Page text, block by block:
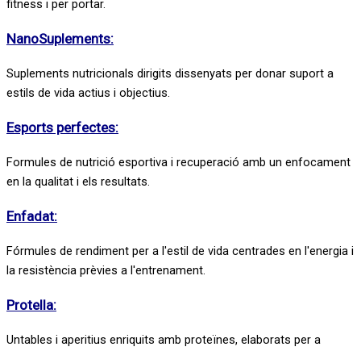
fitness i per portar.
NanoSuplements:
Suplements nutricionals dirigits dissenyats per donar suport a
estils de vida actius i objectius.
Esports perfectes:
Formules de nutrició esportiva i recuperació amb un enfocament
en la qualitat i els resultats.
Enfadat:
Fórmules de rendiment per a l'estil de vida centrades en l'energia i
la resistència prèvies a l'entrenament.
Protella:
Untables i aperitius enriquits amb proteïnes, elaborats per a